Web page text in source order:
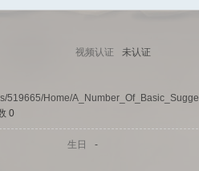
视频认证 未认证
519665/Home/A_Number_Of_Basic_Sugge
0
生日 -